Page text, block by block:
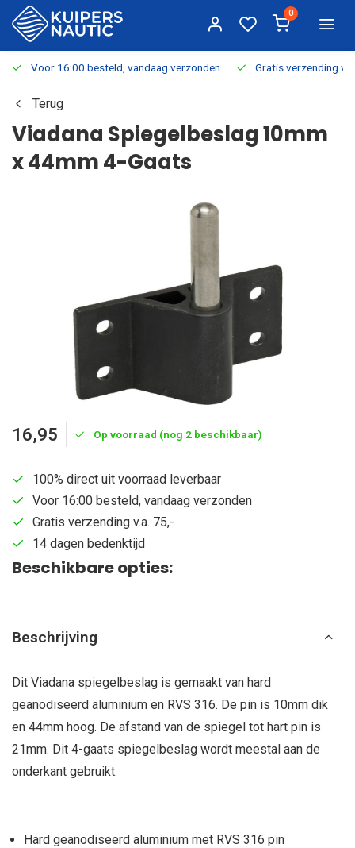
0
Voor 16:00 besteld, vandaag verzonden Gratis verzending
Terug
Viadana Spiegelbeslag 10mm
x 44mm 4-Gaats
16,95 Op voorraad (nog 2 beschikbaar)
100% direct uit voorraad leverbaar
Voor 16:00 besteld, vandaag verzonden
Gratis verzending v.a. 75,-
14 dagen bedenktijd
Beschikbare opties:
Beschrijving
Dit Viadana spiegelbeslag is gemaakt van hard
geanodiseerd aluminium en RVS 316. De pin is 10mm dik
en 44mm hoog. De afstand van de spiegel tot hart pin is
21mm. Dit 4-gaats spiegelbeslag wordt meestal aan de
onderkant gebruikt.
Hard geanodiseerd aluminium met RVS 316 pin